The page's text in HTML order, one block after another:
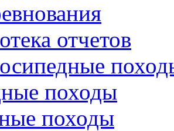
отчетов
походы
походы